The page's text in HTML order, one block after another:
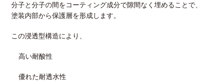
分子と分子の間をコーティング成分で隙間なく埋めることで、
塗装内部から保護層を形成します。
この浸透型構造により、
高い耐酸性
優れた耐透水性